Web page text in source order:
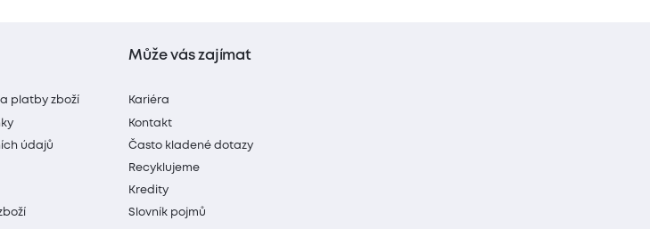
platby zboží
údajů
Může vás zajímat
Kariéra
Kontakt
Často kladené dotazy
Recyklujeme
Kredity
Slovník pojmů